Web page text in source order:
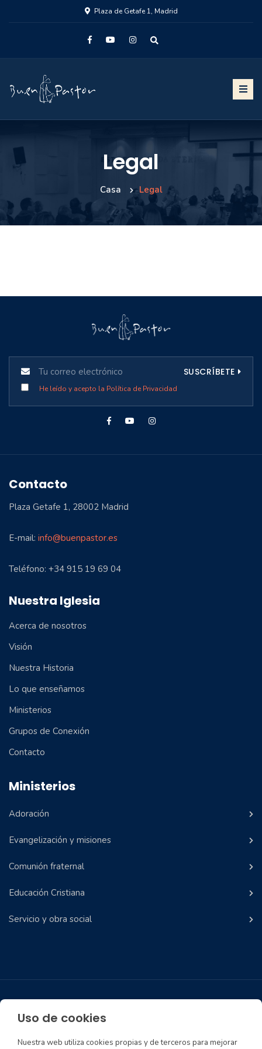
Plaza de Getafe 1, Madrid
Legal
Casa Legal
SUSCRÍBETE
He leído y acepto la Política de Privacidad
Contacto
Plaza Getafe 1, 28002 Madrid
E-mail: info@buenpastor.es
Teléfono: +34 915 19 69 04
Nuestra Iglesia
Acerca de nosotros
Visión
Nuestra Historia
Lo que enseñamos
Ministerios
Grupos de Conexión
Contacto
Ministerios
Adoración
Evangelización y misiones
Comunión fraternal
Educación Cristiana
Servicio y obra social
Condiciones Donaciones y Ofrendas
Uso de cookies
Nuestra web utiliza cookies propias y de terceros para mejorar